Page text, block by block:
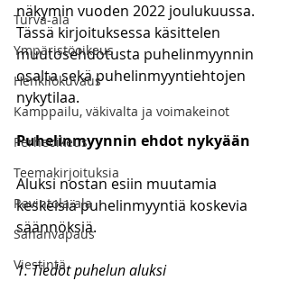
Turva-ala
Ympäristöoikeus
Henkilökuvaus
Kamppailu, väkivalta ja voimakeinot
Perheoikeus
Teemakirjoituksia
Ravintola-ala
Sananvapaus
Viestintä
näkymin vuoden 2022 joulukuussa.
Tässä kirjoituksessa käsittelen
muutosehdotusta puhelinmyynnin
osalta sekä puhelinmyyntiehtojen
nykytilaa.
Puhelinmyynnin ehdot nykyään
Aluksi nostan esiin muutamia
keskeisiä puhelinmyyntiä koskevia
säännöksiä.
1. Tiedot puhelun aluksi